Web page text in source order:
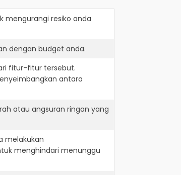
mengurangi resiko anda
dengan budget anda.
fitur-fitur tersebut.
antara
atau angsuran ringan yang
melakukan
menghindari menunggu